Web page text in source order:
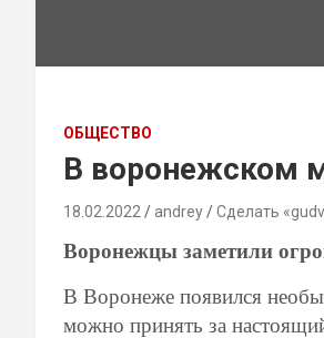
ОБЩЕСТВО
В воронежском
18.02.2022 andrey Сделать
Воронежцы заметили
В Воронеже появился
можно принять за